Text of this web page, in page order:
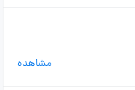
مشاهده